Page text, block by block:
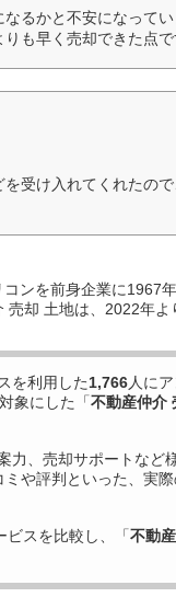
るかと不安になって
も早く売却できた点で
受け入れてくれたの
ンを前身企業に1967
却 土地は、2022年よ
を利用した1,766人に
象にした「不動産仲介
力、売却サポートなど
や評判といった、実
ビスを比較し、「不動